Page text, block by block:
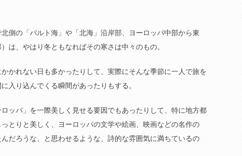
側の「バルト海」や「北海」沿岸部、ヨーロッパ中部から東
は、やはり冬ともなればその寒さは中々のもの。
かれない日も多かったりして、実際にそんな季節に一人で旅を
入り込んでくる瞬間があったりもする。
ッパ」を一際美しく見せる要因でもあったりして、特に地方都
とりと美しく、ヨーロッパの文学や絵画、映画などの名作の
だろうな、と思わせるような、詩的な雰囲気に満ちているの